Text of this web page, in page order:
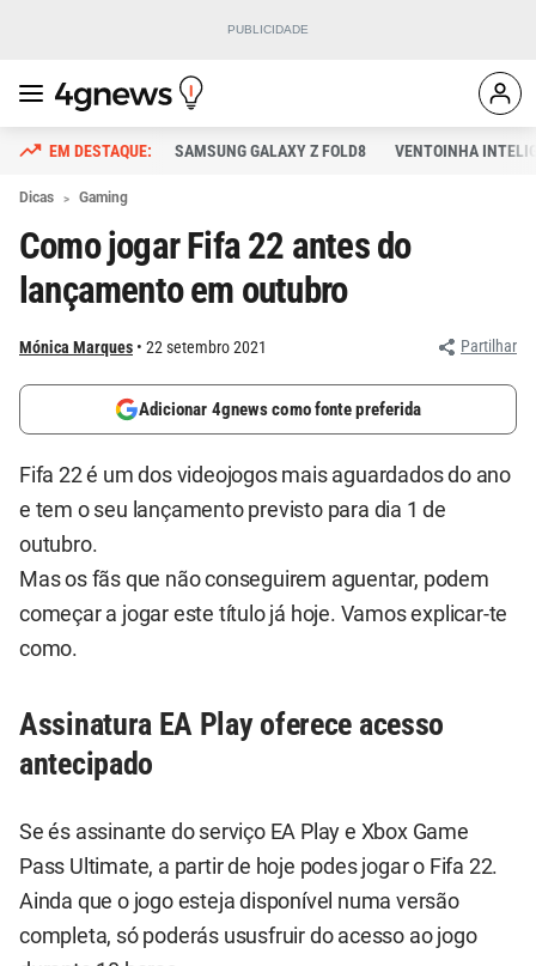
SAMSUNG GALAXY Z FOLD8 VENTOINHA
Dicas Gaming
Como jogar Fifa 22 antes do
lançamento em outubro
Mónica Marques 22 setembro 2021 Partilhar
Adicionar 4gnews como fonte preferida
Fifa 22 é um dos videojogos mais aguardados do ano
e tem o seu lançamento previsto para dia 1 de
outubro.
Mas os fãs que não conseguirem aguentar, podem
começar a jogar este título já hoje. Vamos explicar-te
como.
Assinatura EA Play oferece acesso
antecipado
Se és assinante do serviço EA Play e Xbox Game
Pass Ultimate, a partir de hoje podes jogar o Fifa 22.
Ainda que o jogo esteja disponível numa versão
completa, só poderás ususfruir do acesso ao jogo